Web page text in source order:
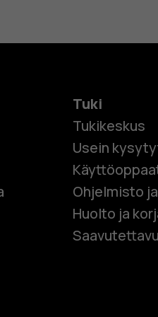
Tuki
Tukikeskus
Usein
Ohjelmisto
Huolto ja